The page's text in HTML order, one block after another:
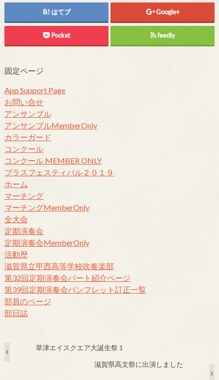
はてブ Google+
Pocket feedly
固定ページ
App Support Page
お問い合せ
アンサンブル
アンサンブルMemberOnly
カラーガード
コンクール
コンクール MEMBER ONLY
ブラスフェスティバル２０１９
ホーム
マーチング
マーチングMemberOnly
全大会
定期演奏会
定期演奏会MemberOnly
活動歴
滋賀県立甲西高等学校吹奏楽部
第32回定期演奏会パート紹介ページ
第39回定期演奏会パンフレット訂正一覧
部員のページ
部日誌
草津エイスクエア大誕生祭１
滋賀県高文祭に出演しました